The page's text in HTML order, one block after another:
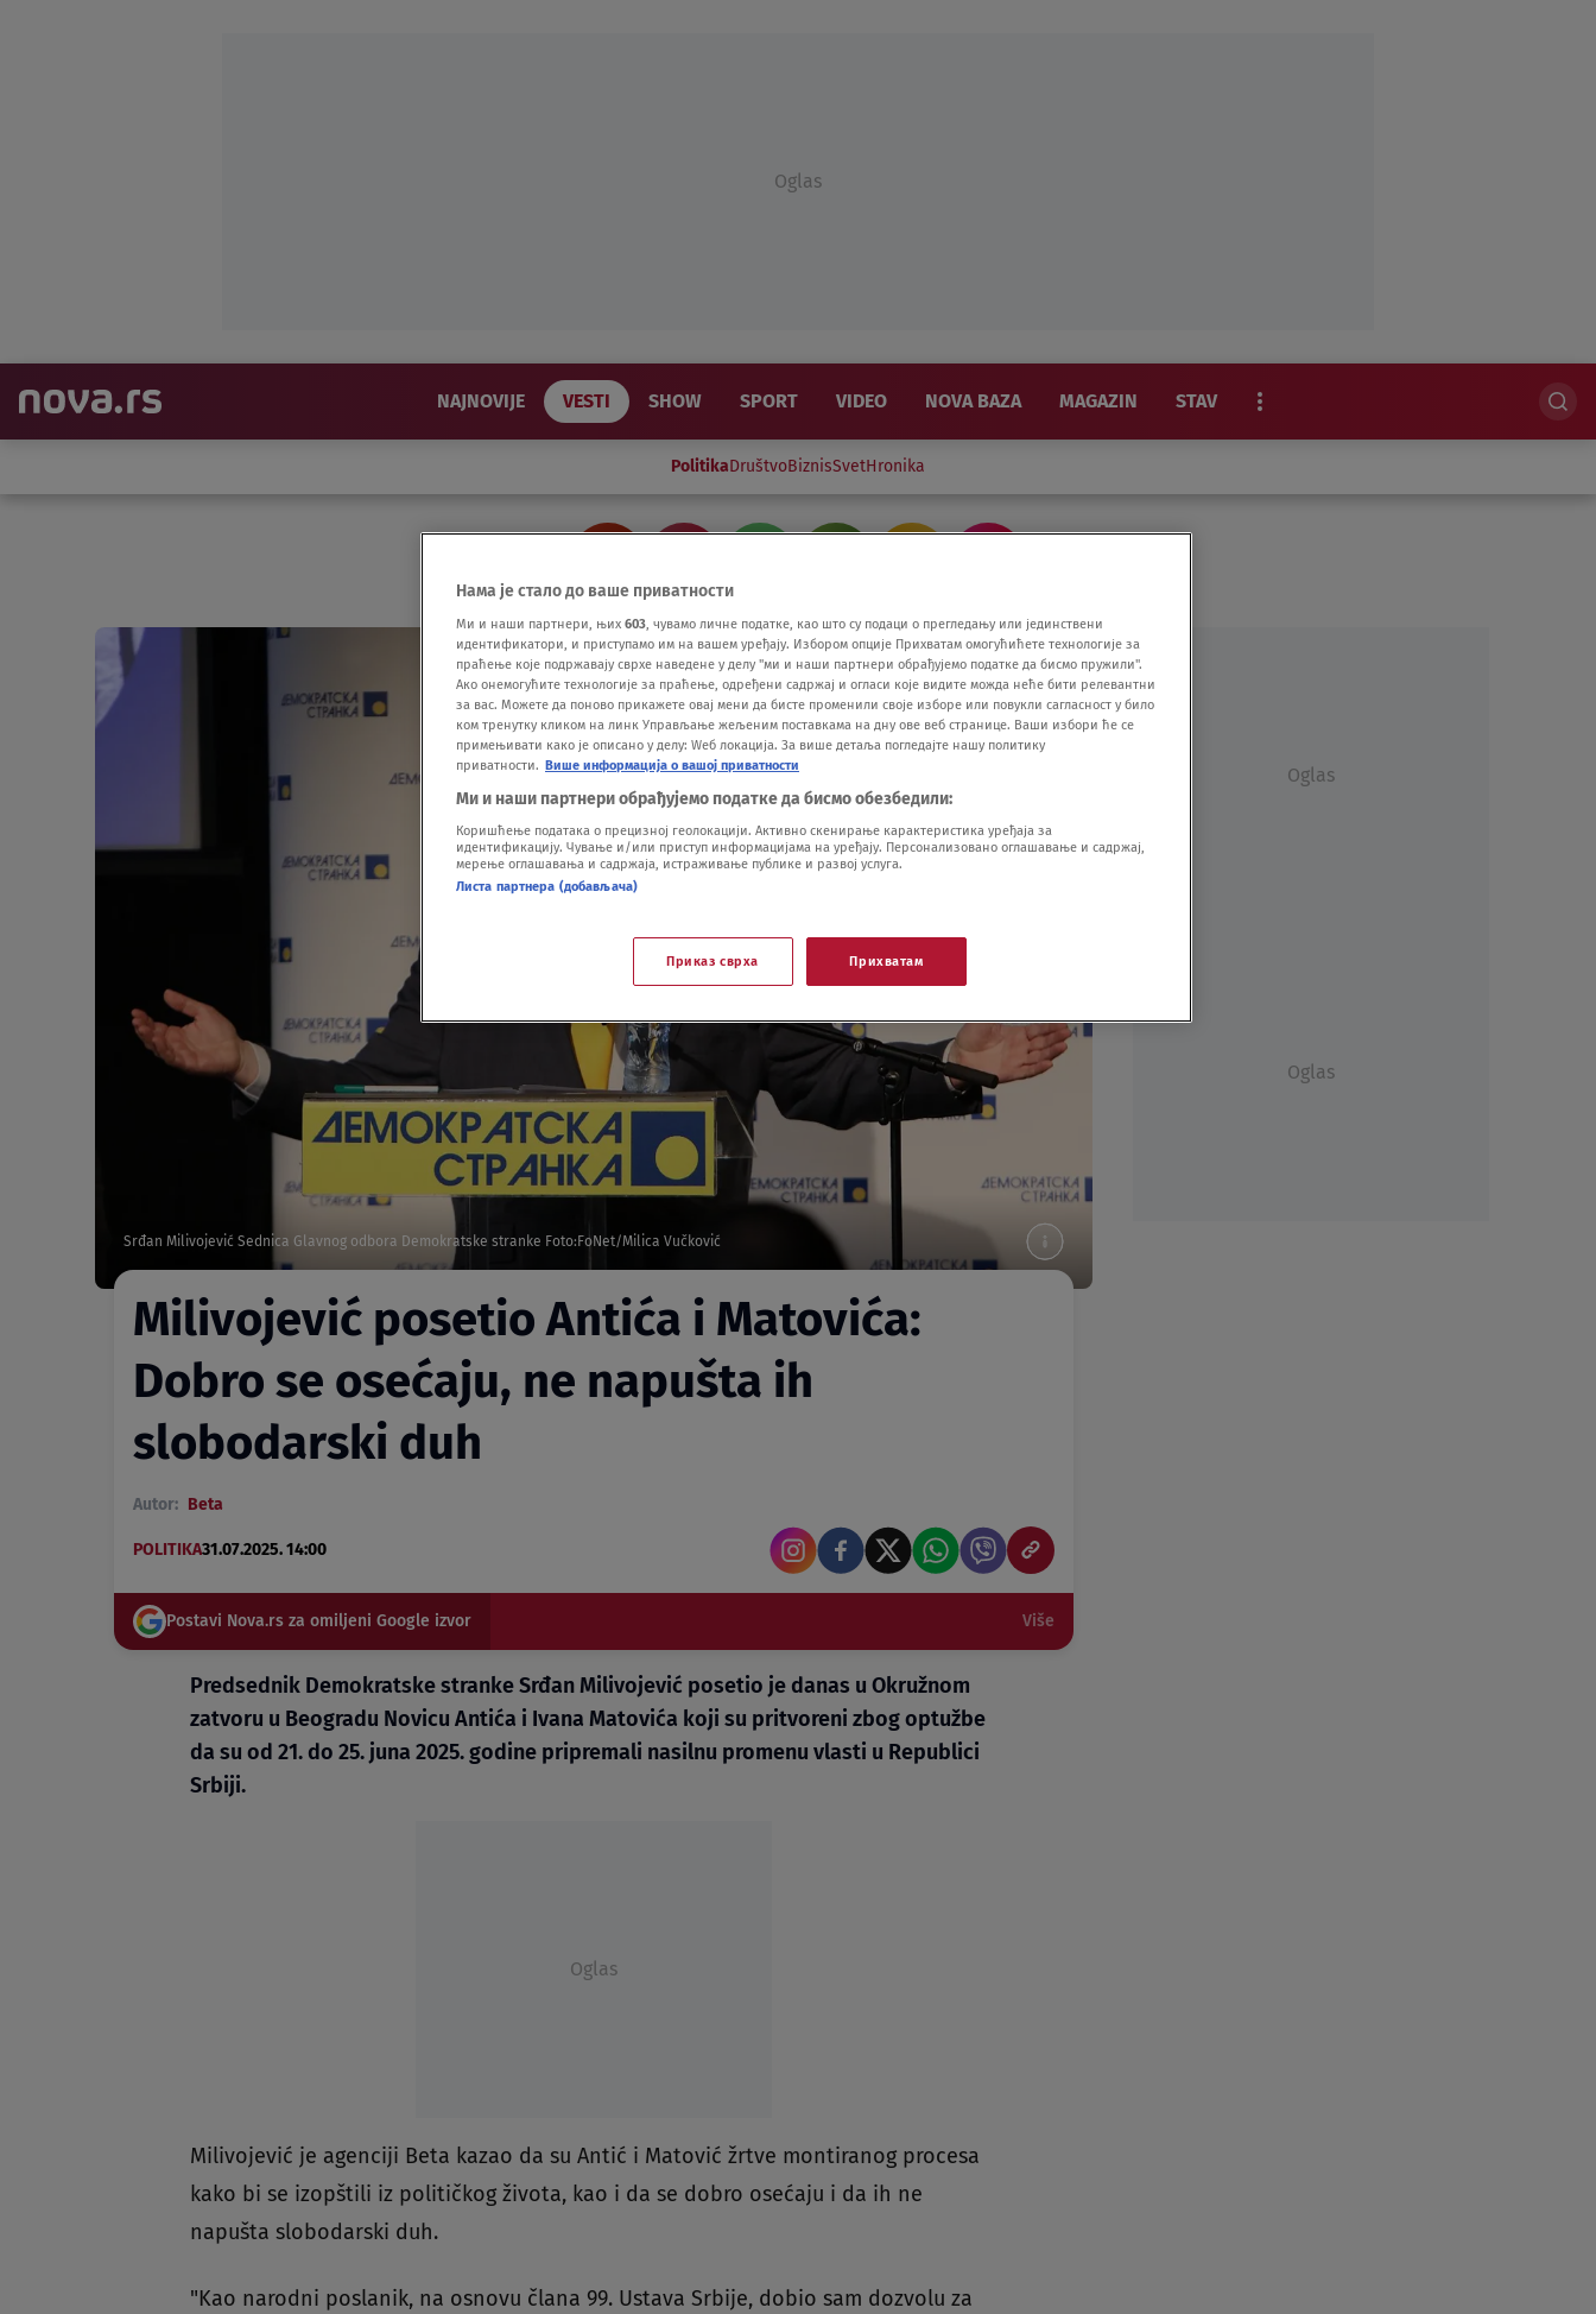
Oglas
NAJNOVIJE VESTI SHOW SPORT VIDEO NOVA BAZA MAGAZIN STAV
PolitikaDruštvoBiznisSvetHronika
Srđan Milivojević Sednica Glavnog odbora Demokratske stranke Foto:FoNet/Milica Vučković
Milivojević posetio Antića i Matovića:
Dobro se osećaju, ne napušta ih
slobodarski duh
Autor: Beta
POLITIKA31.07.2025. 14:00
Postavi Nova.rs za omiljeni Google izvor Više
Predsednik Demokratske stranke Srđan Milivojević posetio je danas u Okružnom
zatvoru u Beogradu Novicu Antića i Ivana Matovića koji su pritvoreni zbog optužbe
da su od 21. do 25. juna 2025. godine pripremali nasilnu promenu vlasti u Republici
Srbiji.
Oglas
Milivojević je agenciji Beta kazao da su Antić i Matović žrtve montiranog procesa
kako bi se izopštili iz političkog života, kao i da se dobro osećaju i da ih ne
napušta slobodarski duh.
"Kao narodni poslanik, na osnovu člana 99. Ustava Srbije, dobio sam dozvolu za
Oglas
Oglas
Нама је стало до ваше приватности
Ми и наши партнери, њих 603, чувамо личне податке, као што су подаци о прегледању или јединствени
идентификатори, и приступамо им на вашем уређају. Избором опције Прихватам омогућићете технологије за
праћење које подржавају сврхе наведене у делу "ми и наши партнери обрађујемо податке да бисмо пружили".
Ако онемогућите технологије за праћење, одређени садржај и огласи које видите можда неће бити релевантни
за вас. Можете да поново прикажете овај мени да бисте променили своје изборе или повукли сагласност у било
ком тренутку кликом на линк Управљање жељеним поставкама на дну ове веб странице. Ваши избори ће се
примењивати како је описано у делу: Wеб локација. За више детаља погледајте нашу политику
приватности. Више информација о вашој приватности
Ми и наши партнери обрађујемо податке да бисмо обезбедили:
Коришћење података о прецизној геолокацији. Активно скенирање карактеристика уређаја за
идентификацију. Чување и/или приступ информацијама на уређају. Персонализовано оглашавање и садржај,
мерење оглашавања и садржаја, истраживање публике и развој услуга.
Листа партнера (добављача)
Приказ сврха Прихватам